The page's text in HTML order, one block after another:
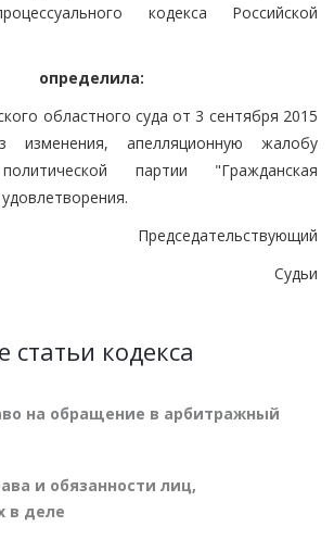
кодекса Российской
определила:
областного суда от 3 сентября 2015
изменения, апелляционную жалобу
партии "Гражданская
Председательствующий
Судьи
кодекса
на обращение в арбитражный
и обязанности лиц,
в деле